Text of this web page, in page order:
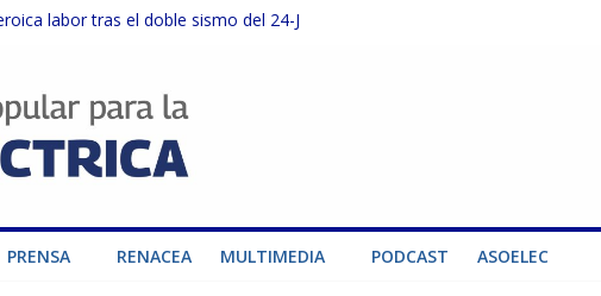
labor tras el doble sismo del 24-J
para fortalecer el SEN ante el «Súper Niño»
SEN en Carabobo
SEN ante el fenómeno de El Niño
para fortalecer el SEN
PRENSA RENACEA MULTIMEDIA PODCAST ASOELEC